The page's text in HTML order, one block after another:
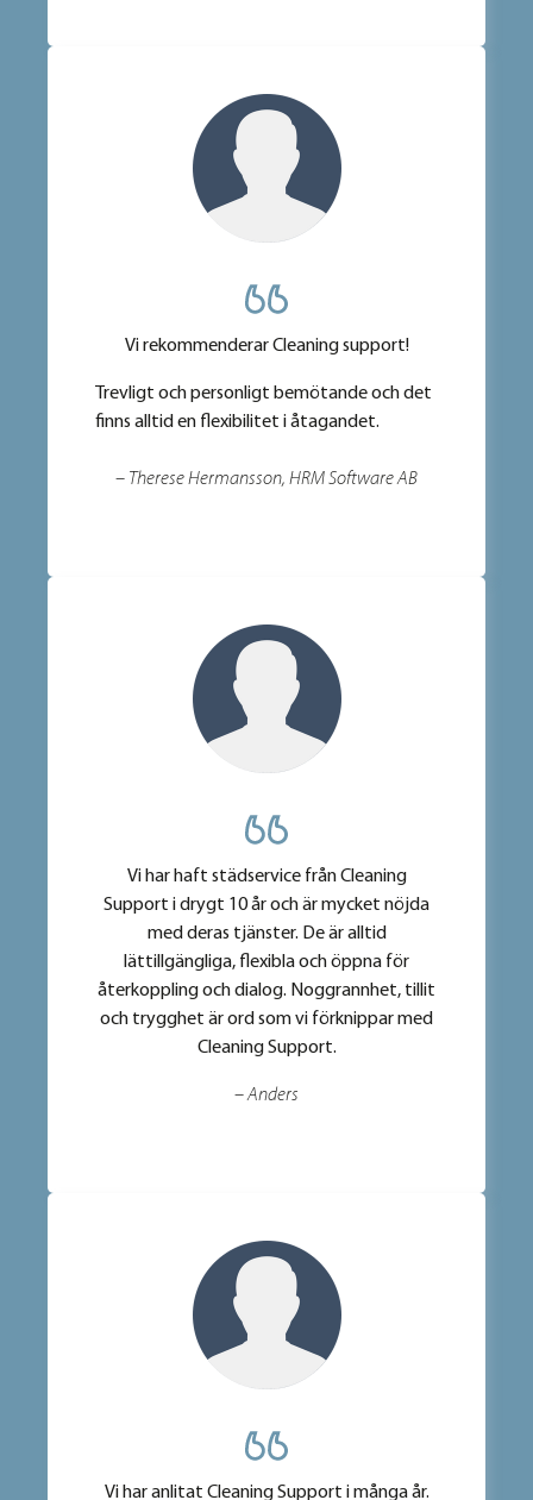
Vi rekommenderar Cleaning support!
Trevligt och personligt bemötande och det
finns alltid en flexibilitet i åtagandet.
– Therese Hermansson, HRM Software AB
Vi har haft städservice från Cleaning
Support i drygt 10 år och är mycket nöjda
med deras tjänster. De är alltid
lättillgängliga, flexibla och öppna för
återkoppling och dialog. Noggrannhet, tillit
och trygghet är ord som vi förknippar med
Cleaning Support.
– Anders
Vi har anlitat Cleaning Support i många år.